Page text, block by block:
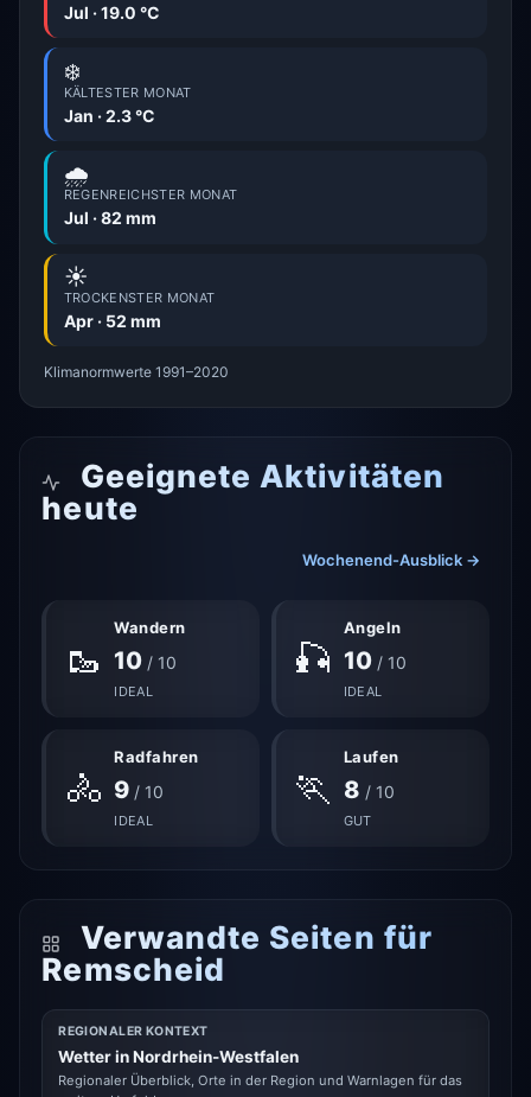
Jul · 19.0 °C
❄️
KÄLTESTER MONAT
Jan · 2.3 °C
🌧️
REGENREICHSTER MONAT
Jul · 82 mm
☀️
TROCKENSTER MONAT
Apr · 52 mm
Klimanormwerte 1991–2020
Geeignete Aktivitäten
heute
Wochenend-Ausblick →
🥾
Wandern
10 / 10
IDEAL
🎣
Angeln
10/ 10
IDEAL
🚴
Radfahren
9 / 10
IDEAL
🏃
Laufen
8 / 10
GUT
Verwandte Seiten für
Remscheid
REGIONALER KONTEXT
Wetter in Nordrhein-Westfalen
Regionaler Überblick, Orte in der Region und Warnlagen für das